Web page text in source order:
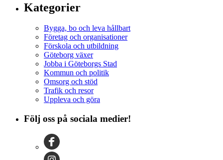
Kategorier
Bygga, bo och leva hållbart
Företag och organisationer
Förskola och utbildning
Göteborg växer
Jobba i Göteborgs Stad
Kommun och politik
Omsorg och stöd
Trafik och resor
Uppleva och göra
Följ oss på sociala medier!